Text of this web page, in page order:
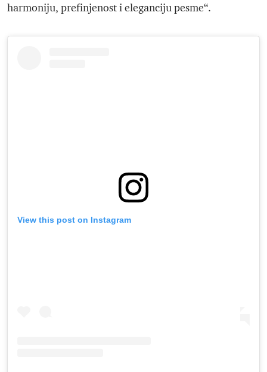
harmoniju, prefinjenost i eleganciju pesme“.
View this post on Instagram